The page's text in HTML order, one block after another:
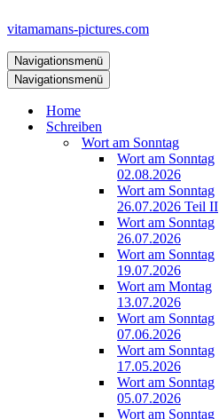
vitamamans-pictures.com
Navigationsmenü
Navigationsmenü
Home
Schreiben
Wort am Sonntag
Wort am Sonntag
02.08.2026
Wort am Sonntag
26.07.2026 Teil II
Wort am Sonntag
26.07.2026
Wort am Sonntag
19.07.2026
Wort am Montag
13.07.2026
Wort am Sonntag
07.06.2026
Wort am Sonntag
17.05.2026
Wort am Sonntag
05.07.2026
Wort am Sonntag